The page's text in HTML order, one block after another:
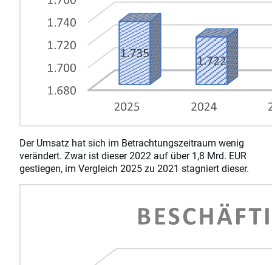
Der Umsatz hat sich im Betrachtungszeitraum wenig
verändert. Zwar ist dieser 2022 auf über 1,8 Mrd. EUR
gestiegen, im Vergleich 2025 zu 2021 stagniert dieser.